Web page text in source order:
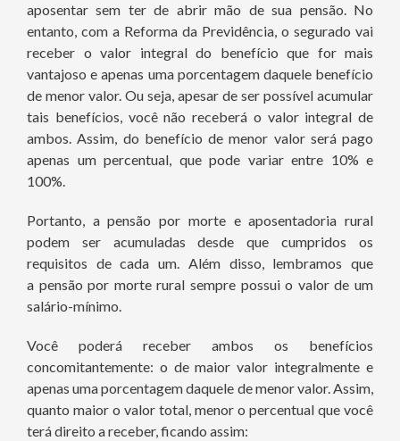
aposentar sem ter de abrir mão de sua pensão. No
entanto, com a Reforma da Previdência, o segurado vai
receber o valor integral do benefício que for mais
vantajoso e apenas uma porcentagem daquele benefício
de menor valor. Ou seja, apesar de ser possível acumular
tais benefícios, você não receberá o valor integral de
ambos. Assim, do benefício de menor valor será pago
apenas um percentual, que pode variar entre 10% e
100%.
Portanto, a pensão por morte e aposentadoria rural
podem ser acumuladas desde que cumpridos os
requisitos de cada um. Além disso, lembramos que
a pensão por morte rural sempre possui o valor de um
salário-mínimo.
Você poderá receber ambos os benefícios
concomitantemente: o de maior valor integralmente e
apenas uma porcentagem daquele de menor valor. Assim,
quanto maior o valor total, menor o percentual que você
terá direito a receber, ficando assim: